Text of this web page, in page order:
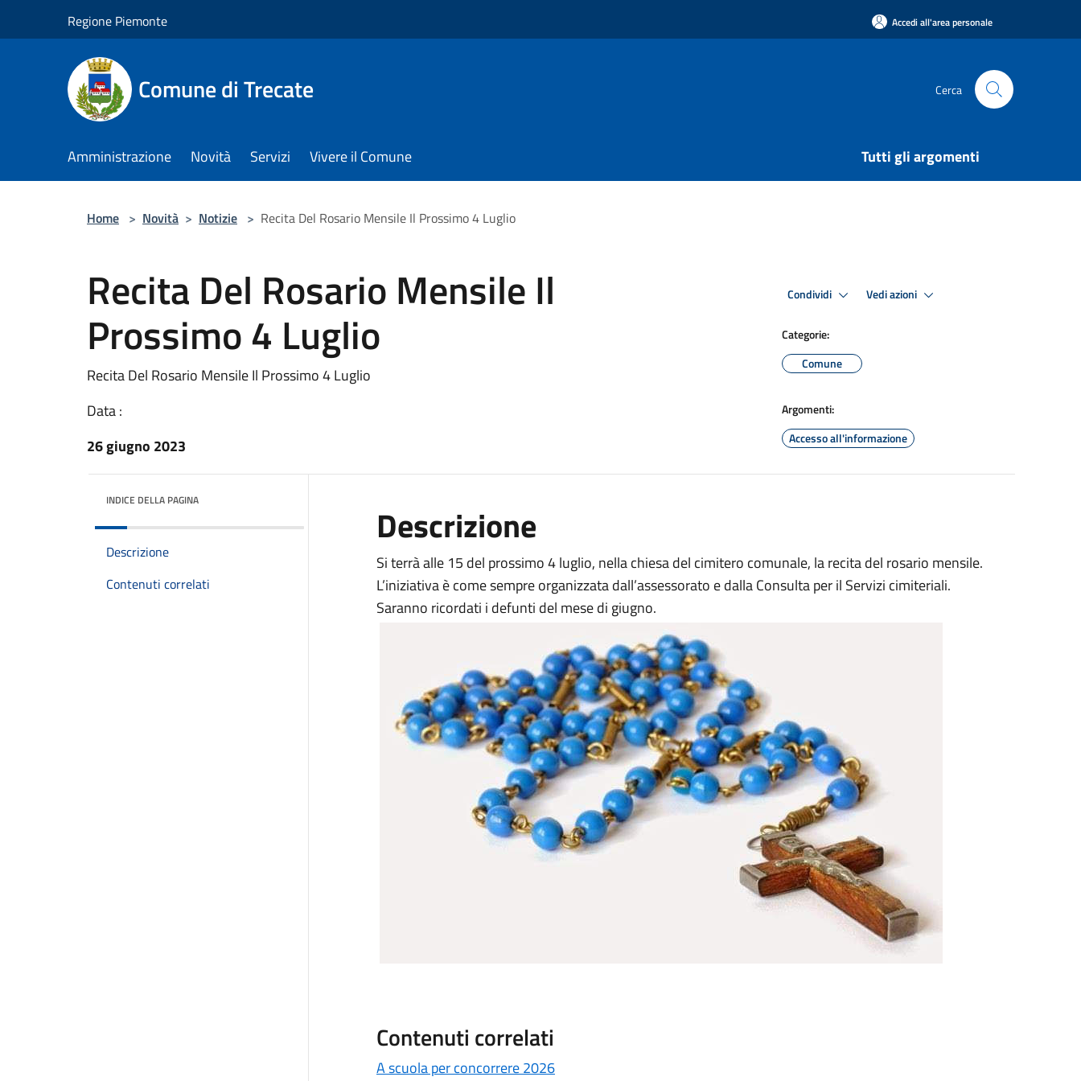
Regione Piemonte Accedi all'area personale
Comune di Trecate Cerca
Amministrazione Novità Servizi Vivere il Comune Tutti gli argomenti
Home > Novità > Notizie > Recita Del Rosario Mensile Il Prossimo 4 Luglio
Recita Del Rosario Mensile Il
Prossimo 4 Luglio
Recita Del Rosario Mensile Il Prossimo 4 Luglio
Data :
26 giugno 2023
Condividi Vedi azioni
Categorie:
Comune
Argomenti:
Accesso all'informazione
INDICE DELLA PAGINA
Descrizione
Contenuti correlati
Descrizione
Si terrà alle 15 del prossimo 4 luglio, nella chiesa del cimitero comunale, la recita del rosario mensile.
L’iniziativa è come sempre organizzata dall’assessorato e dalla Consulta per il Servizi cimiteriali.
Saranno ricordati i defunti del mese di giugno.
Contenuti correlati
A scuola per concorrere 2026